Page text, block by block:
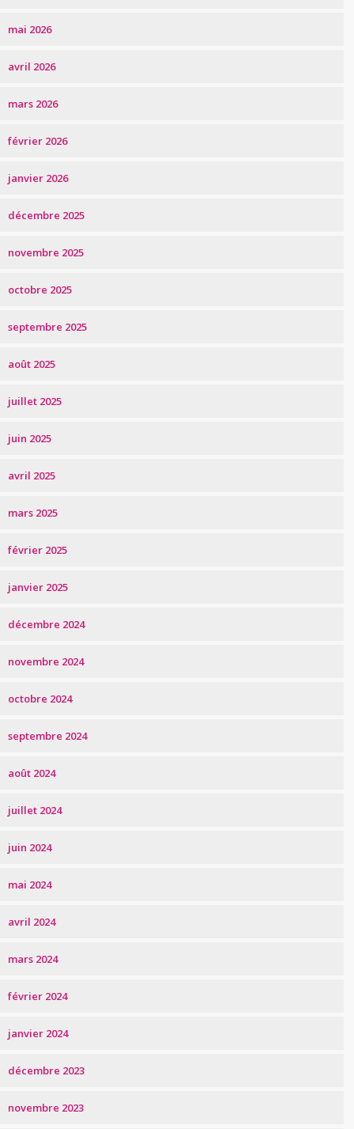
mai 2026
avril 2026
mars 2026
février 2026
janvier 2026
décembre 2025
novembre 2025
octobre 2025
septembre 2025
août 2025
juillet 2025
juin 2025
avril 2025
mars 2025
février 2025
janvier 2025
décembre 2024
novembre 2024
octobre 2024
septembre 2024
août 2024
juillet 2024
juin 2024
mai 2024
avril 2024
mars 2024
février 2024
janvier 2024
décembre 2023
novembre 2023